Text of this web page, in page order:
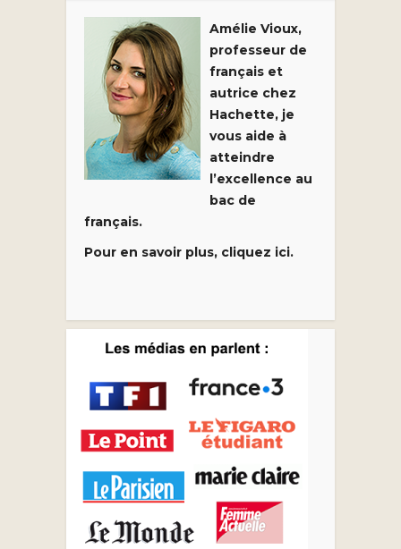
Amélie Vioux,
professeur de
français et
autrice chez
Hachette, je
vous aide à
atteindre
l’excellence au
bac de
français.
Pour en savoir plus, cliquez ici.